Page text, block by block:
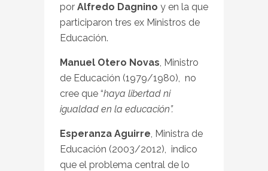
por Alfredo Dagnino y en la que
participaron tres ex Ministros de
Educación.
Manuel Otero Novas, Ministro
de Educación (1979/1980), no
cree que “haya libertad ni
igualdad en la educación”.
Esperanza Aguirre, Ministra de
Educación (2003/2012), indico
que el problema central de lo